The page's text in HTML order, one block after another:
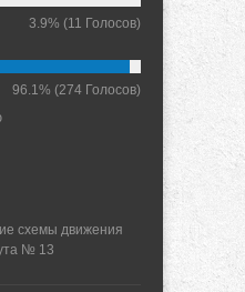
3.9% (11 Голосов)
96.1% (274 Голосов)
схемы движения
№ 13